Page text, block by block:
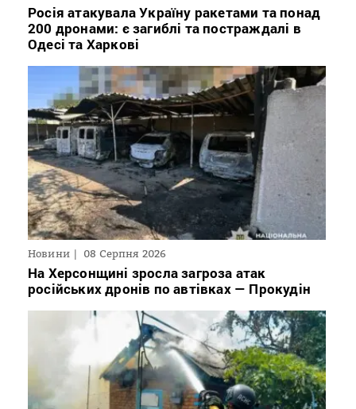
Росія атакувала Україну ракетами та понад
200 дронами: є загиблі та постраждалі в
Одесі та Харкові
Новини 08 Серпня 2026
На Херсонщині зросла загроза атак
російських дронів по автівках — Прокудін